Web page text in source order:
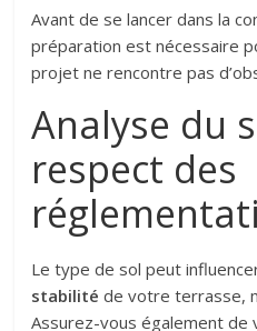
Avant de se lancer dans la
préparation est nécessaire
projet ne rencontre pas
Analyse du
respect des
Le type de sol peut
stabilité de votre terrasse,
Assurez-vous également de